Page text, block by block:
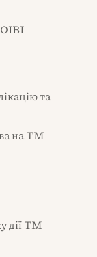
та
на ТМ
дії ТМ